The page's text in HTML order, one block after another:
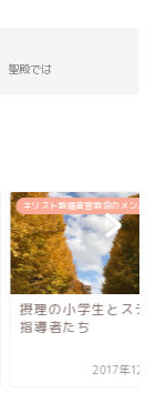
聖殿では
キリスト教福音宣教会のメンバ
摂理の小学生とステ
指導者たち
2017年12